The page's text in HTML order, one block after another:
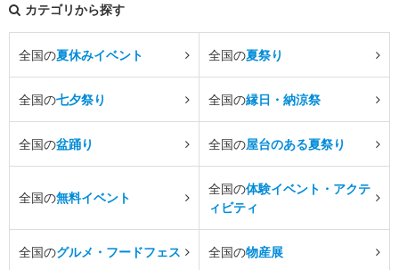
カテゴリから探す
全国の夏休みイベント 全国の夏祭り
全国の七夕祭り 全国の縁日・納涼祭
全国の盆踊り 全国の屋台のある夏祭り
全国の無料イベント
全国の体験イベント・アクテ
ィビティ
全国のグルメ・フードフェス 全国の物産展